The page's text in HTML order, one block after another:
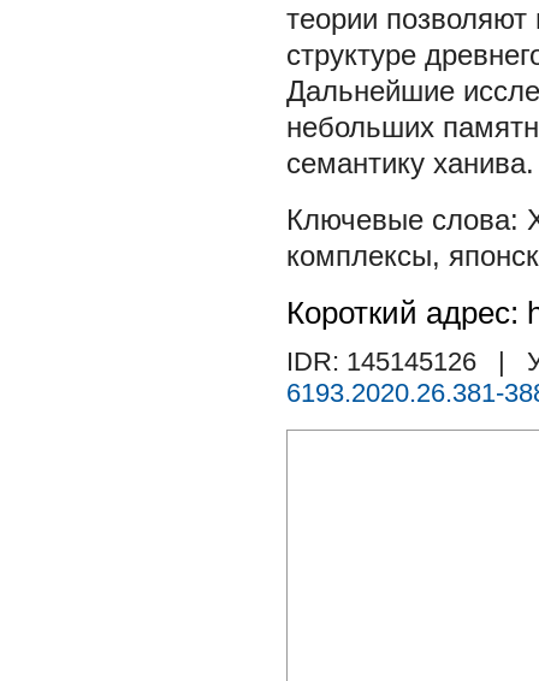
теории
структуре
Дальнейшие
небольших
семантику ханива.
комплексы,
Короткий адрес:
IDR: 145145126
|
6193.2020.26.381-